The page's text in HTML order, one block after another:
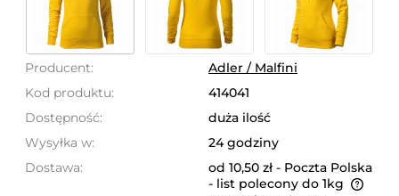
Producent:
Adler / Malfini
Kod produktu:
414041
Dostępność:
duża ilość
Wysyłka w:
24 godziny
Dostawa:
od 10,50 zł - Poczta Polska
- list polecony do 1kg